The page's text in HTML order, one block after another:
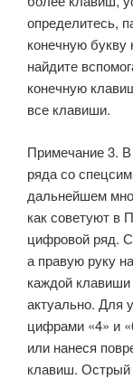
определитесь,
конечную букву
найдите
конечную
все клавиши.
Примечание 3. В
ряда со
дальнейшем
как советуют в
цифровой ряд.
а правую руку
каждой
актуально. Для
цифрами «4» и
или нанеся
клавиш. Острый